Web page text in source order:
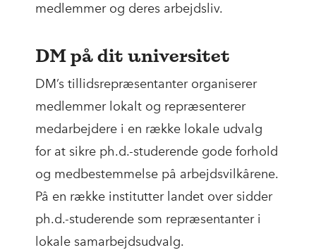
medlemmer og deres arbejdsliv.
DM på dit universitet
DM’s tillidsrepræsentanter organiserer
medlemmer lokalt og repræsenterer
medarbejdere i en række lokale udvalg
for at sikre ph.d.-studerende gode forhold
og medbestemmelse på arbejdsvilkårene.
På en række institutter landet over sidder
ph.d.-studerende som repræsentanter i
lokale samarbejdsudvalg.